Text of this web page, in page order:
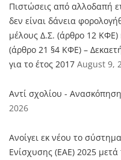
Πιστώσεις από αλλοδαπή
δεν είναι δάνεια
μέλους Δ.Σ. (άρθρο 12
(άρθρο 21 §4 ΚΦΕ) –
για το έτος 2017 August 9,
Αντί σχολίου -
2026
Aνοίγει εκ νέου το
Ενίσχυσης (ΕΑΕ) 2025